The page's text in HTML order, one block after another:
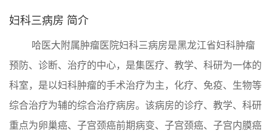
妇科三病房 简介
哈医大附属肿瘤医院妇科三病房是黑龙江省妇科肿瘤
预防、诊断、治疗的中心，是集医疗、教学、科研为一体的
科室，是以妇科肿瘤的手术治疗为主，化疗、免疫、生物等
综合治疗为辅的综合治疗病房。该病房的诊疗、教学、科研
重点为卵巢癌、子宫颈癌前期病变、子宫颈癌、子宫内膜癌